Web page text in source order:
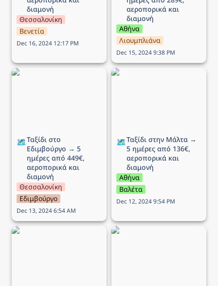
διαμονή
Θεσσαλονίκη
Βενετία
Dec 16, 2024 12:17 PM
αεροπορικά και
διαμονή
Αθήνα
Λιουμπλιάνα
Dec 15, 2024 9:38 PM
Ταξίδι στο Εδιμβούργο →
🗺️Ταξίδι στο
Εδιμβούργο → 5
ημέρες από 449€,
αεροπορικά και
διαμονή
Θεσσαλονίκη
Εδιμβούργο
Dec 13, 2024 6:54 AM
Ταξίδι στην Μάλτα → 5
🗺️Ταξίδι στην Μάλτα →
5 ημέρες από 136€,
αεροπορικά και
διαμονή
Αθήνα
Βαλέτα
Dec 12, 2024 9:54 PM
Ταξίδι στη Λυών (Αγίου
Ταξίδι στην Νάπολη